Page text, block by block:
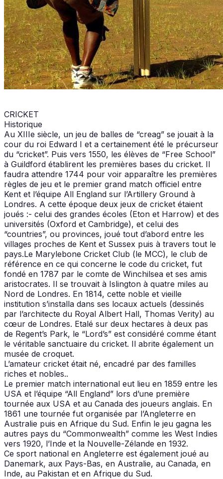
CRICKET
Historique
Au XIIIe siècle, un jeu de balles de “creag” se jouait à la
cour du roi Edward I et a certainement été le précurseur
du “cricket”. Puis vers 1550, les élèves de “Free School”
à Guildford établirent les premières bases du cricket. Il
faudra attendre 1744 pour voir apparaître les premières
règles de jeu et le premier grand match officiel entre
Kent et l’équipe All England sur l’Artillery Ground à
Londres. A cette époque deux jeux de cricket étaient
joués :- celui des grandes écoles (Eton et Harrow) et des
universités (Oxford et Cambridge), et celui des
“countries”, ou provinces, joué tout d’abord entre les
villages proches de Kent et Sussex puis à travers tout le
pays.Le Marylebone Cricket Club (le MCC), le club de
référence en ce qui concerne le code du cricket, fut
fondé en 1787 par le comte de Winchilsea et ses amis
aristocrates. Il se trouvait à Islington à quatre miles au
Nord de Londres. En 1814, cette noble et vieille
institution s’installa dans ses locaux actuels (dessinés
par l’architecte du Royal Albert Hall, Thomas Verity) au
cœur de Londres. Etalé sur deux hectares à deux pas
de Regent’s Park, le “Lord’s” est considéré comme étant
le véritable sanctuaire du cricket. Il abrite également un
musée de croquet.
L’amateur cricket était né, encadré par des familles
riches et nobles..
Le premier match international eut lieu en 1859 entre les
USA et l’équipe “All England” lors d’une première
tournée aux USA et au Canada des joueurs anglais. En
1861 une tournée fut organisée par l’Angleterre en
Australie puis en Afrique du Sud. Enfin le jeu gagna les
autres pays du “Commonwealth” comme les West Indies
vers 1920, l’Inde et la Nouvelle-Zélande en 1932.
Ce sport national en Angleterre est également joué au
Danemark, aux Pays-Bas, en Australie, au Canada, en
Inde, au Pakistan et en Afrique du Sud.